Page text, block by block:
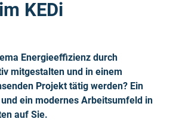
KEDi
Energieeffizienz durch
mitgestalten und in einem
Projekt tätig werden? Ein
ein modernes Arbeitsumfeld in
auf Sie.